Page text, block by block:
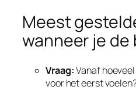
Meest
wanneer je de
Vraag:Vanaf
voor het eerst